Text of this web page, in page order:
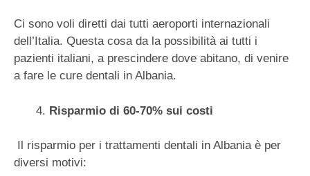
Ci sono voli diretti dai tutti aeroporti internazionali
dell’Italia. Questa cosa da la possibilità ai tutti i
pazienti italiani, a prescindere dove abitano, di venire
a fare le cure dentali in Albania.
Risparmio di 60-70% sui costi
Il risparmio per i trattamenti dentali in Albania è per
diversi motivi: